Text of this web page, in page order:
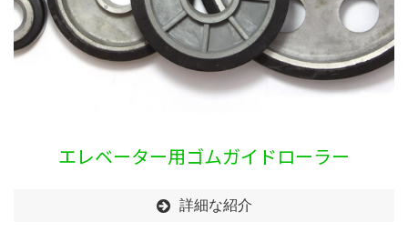
エレベーター用ゴムガイドローラー
詳細な紹介